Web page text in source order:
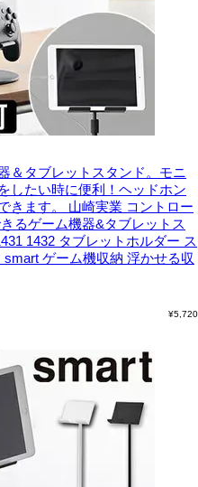
＆タブレットスタンド。モニ
したい時に便利！ヘッドホン
きます。
山崎実業 コントロー
るゲーム機器&タブレットス
1432 タブレットホルダー ス
ゲーム機収納 浮かせる収
¥5,720